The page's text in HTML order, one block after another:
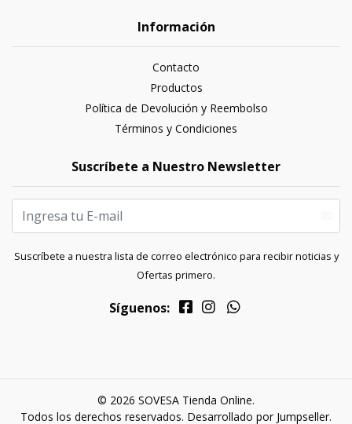
Información
Contacto
Productos
Política de Devolución y Reembolso
Términos y Condiciones
Suscríbete a Nuestro Newsletter
Suscríbete a nuestra lista de correo electrónico para recibir noticias y
Ofertas primero.
Síguenos:
© 2026 SOVESA Tienda Online.
Todos los derechos reservados. Desarrollado por Jumpseller.